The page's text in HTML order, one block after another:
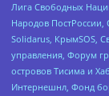
Лига Свободных
Народов ПостРоссии,
Solidarus, КрымSOS,
управления, Форум
островов Тисима и
Интернешнл, Фонд